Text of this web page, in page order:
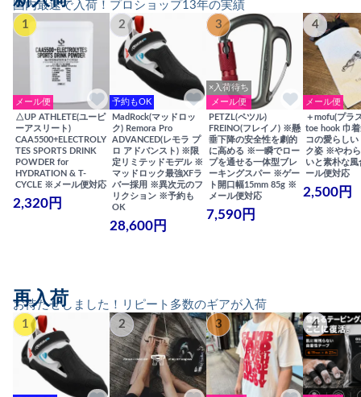
国内最速で入荷！プロショップ13年の実績
1
メール便
△UP ATHLETE(ユーピ
ーアスリート)
CAA5500+ELECTROLY
TES SPORTS DRINK
POWDER for
HYDRATION & T-
CYCLE ※メール便対応
2,320円
2
予約もOK
MadRock(マッドロッ
ク) Remora Pro
ADVANCED(レモラ プ
ロ アドバンスト) ※限
定リミテッドモデル ※
マッドロック最強XFラ
バー採用 ※異次元のフ
リクション ※予約も
OK
28,600円
3
×入荷待ち
メール便
PETZL(ペツル)
FREINO(フレイノ) ※懸
垂下降の安全性を劇的
に高める ※一瞬でロー
プを通せる一体型ブレ
ーキングスパー ※ゲー
ト開口幅15mm 85g ※
メール便対応
7,590円
4
メール便
＋mofu(プラ
toe hook 巾
コの愛らしい
ク姿 ※やわ
いと素朴な
ール便対応
2,500円
お待たせしました！リピート多数のギアが入荷
再入荷
1 2 3 4